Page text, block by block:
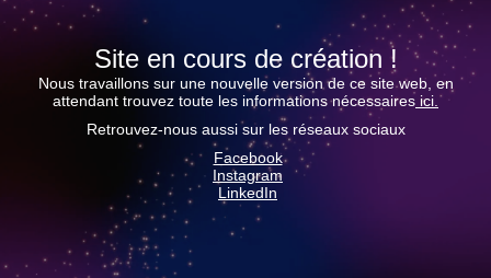
Site en cours de création !
Nous travaillons sur une nouvelle version de ce site web, en
attendant trouvez toute les informations nécessaires ici.
Retrouvez-nous aussi sur les réseaux sociaux
Facebook
Instagram
LinkedIn